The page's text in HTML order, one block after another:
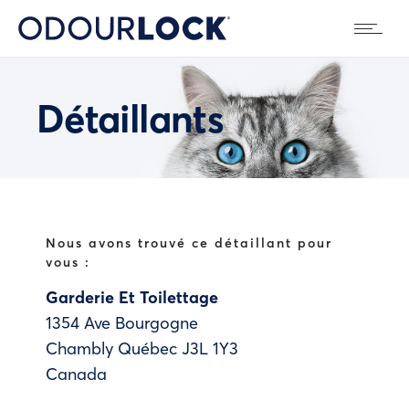
Détaillants
Nous avons trouvé ce détaillant pour
vous :
Garderie Et Toilettage
1354 Ave Bourgogne
Chambly Québec J3L 1Y3
Canada